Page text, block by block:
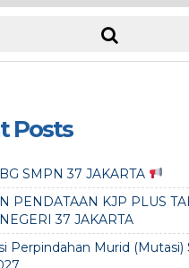
Posts
SMPN 37 JAKARTA
PENDATAAN KJP PLUS
37 JAKARTA
Perpindahan Murid (Mutasi)